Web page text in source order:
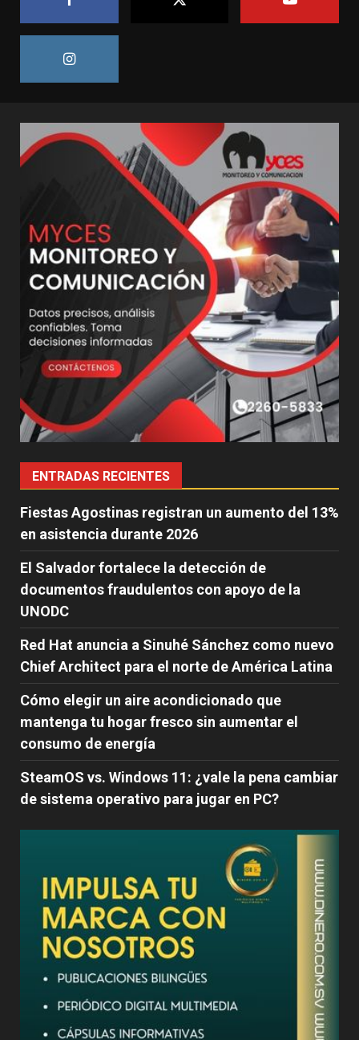
ENTRADAS RECIENTES
Fiestas Agostinas registran un aumento del 13%
en asistencia durante 2026
El Salvador fortalece la detección de
documentos fraudulentos con apoyo de la
UNODC
Red Hat anuncia a Sinuhé Sánchez como nuevo
Chief Architect para el norte de América Latina
Cómo elegir un aire acondicionado que
mantenga tu hogar fresco sin aumentar el
consumo de energía
SteamOS vs. Windows 11: ¿vale la pena cambiar
de sistema operativo para jugar en PC?